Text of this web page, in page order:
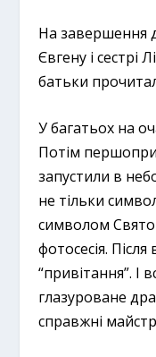
На завершення
Євгену і сестрі
батьки
У багатьох на
Потім
запустили в
не тільки
символом
фотосесія.
“привітання”. І
глазуроване
справжні